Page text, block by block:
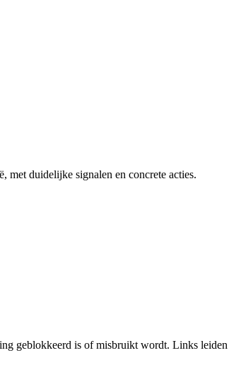
duidelijke signalen en concrete acties.
geblokkeerd is of misbruikt wordt. Links